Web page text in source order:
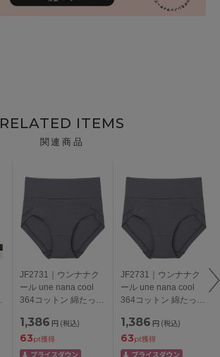
RELATED ITEMS
関連商品
JF2731｜ウンナナク
ール une nana cool
364コットン 綿たっぷ
ーツ M/L/LL
1,386 円 (税込)
63pt獲得
JF2731｜ウンナナク
ール une nana cool
364コットン 綿たっぷ
ーツ M/L/LL
1,386 円 (税込)
63pt獲得